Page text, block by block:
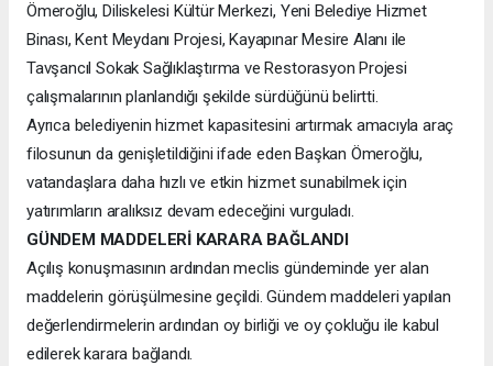
Ömeroğlu, Diliskelesi Kültür Merkezi, Yeni Belediye Hizmet
Binası, Kent Meydanı Projesi, Kayapınar Mesire Alanı ile
Tavşancıl Sokak Sağlıklaştırma ve Restorasyon Projesi
çalışmalarının planlandığı şekilde sürdüğünü belirtti.
Ayrıca belediyenin hizmet kapasitesini artırmak amacıyla araç
filosunun da genişletildiğini ifade eden Başkan Ömeroğlu,
vatandaşlara daha hızlı ve etkin hizmet sunabilmek için
yatırımların aralıksız devam edeceğini vurguladı.
GÜNDEM MADDELERİ KARARA BAĞLANDI
Açılış konuşmasının ardından meclis gündeminde yer alan
maddelerin görüşülmesine geçildi. Gündem maddeleri yapılan
değerlendirmelerin ardından oy birliği ve oy çokluğu ile kabul
edilerek karara bağlandı.